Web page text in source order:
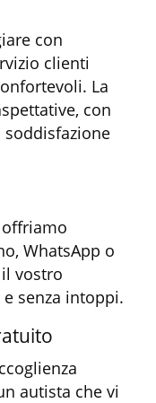
con
clienti
La
con
WhatsApp o
vostro
senza intoppi.
autista che vi